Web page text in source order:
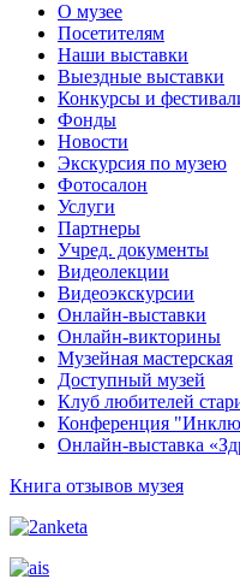
О музее
Посетителям
Наши выставки
Выездные выставки
Конкурсы и
Фонды
Новости
Экскурсия по музею
Фотосалон
Услуги
Партнеры
Учред. документы
Видеолекции
Видеоэкскурсии
Онлайн-выставки
Онлайн-викторины
Музейная мастерская
Доступный музей
Клуб любителей
Конференция
Онлайн-выставка
Книга отзывов музея